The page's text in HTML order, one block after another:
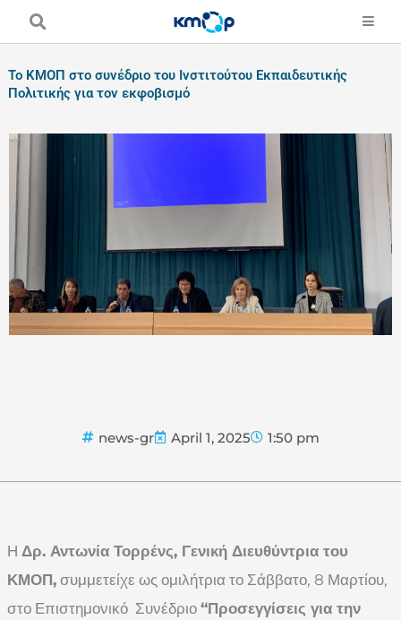
To ΚΜΟΠ στο συνέδριο του Ινστιτούτου Εκπαιδευτικής
Πολιτικής για τον εκφοβισμό
news-gr April 1, 2025 1:50 pm
Η Δρ. Αντωνία Τορρένς, Γενική Διευθύντρια του
ΚΜΟΠ, συμμετείχε ως ομιλήτρια το Σάββατο, 8 Μαρτίου,
στο Επιστημονικό Συνέδριο “Προσεγγίσεις για την